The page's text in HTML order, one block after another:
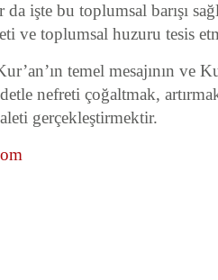
işte bu toplumsal barışı
ve toplumsal huzuru tesis
temel mesajının ve
nefreti çoğaltmak,
gerçekleştirmektir.